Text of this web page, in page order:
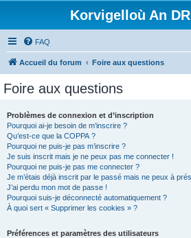
Korvigelloù An
FAQ
Accueil du forum Foire aux questions
Foire aux questions
Problèmes de connexion et d’inscription
Pourquoi ai-je besoin de m’inscrire ?
Qu’est-ce que la COPPA ?
Pourquoi ne puis-je pas m’inscrire ?
Je suis inscrit mais je ne peux pas me connecter !
Pourquoi ne puis-je pas me connecter ?
Je m’étais déjà inscrit par le passé mais ne peux à
J’ai perdu mon mot de passe !
Pourquoi suis-je déconnecté automatiquement ?
À quoi sert « Supprimer les cookies » ?
Préférences et paramètres des utilisateurs